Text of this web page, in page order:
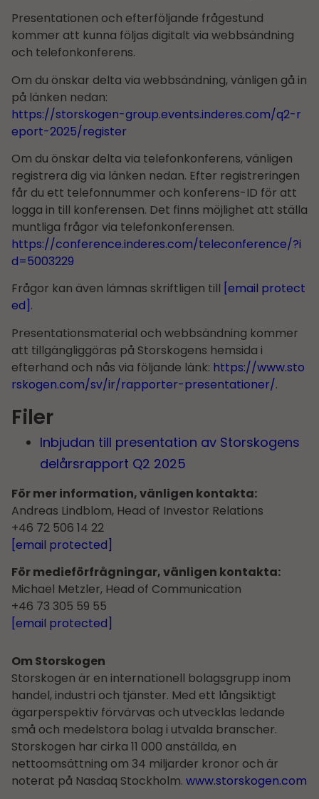
Presentationen och efterföljande frågestund
kommer att kunna följas digitalt via webbsändning
och telefonkonferens.
Om du önskar delta via webbsändning, vänligen gå in
på länken nedan:
https://storskogen-group.events.inderes.com/q2-r
eport-2025/register
Om du önskar delta via telefonkonferens, vänligen
registrera dig via länken nedan. Efter registreringen
får du ett telefonnummer och konferens-ID för att
logga in till konferensen. Det finns möjlighet att ställa
muntliga frågor via telefonkonferensen.
https://conference.inderes.com/teleconference/?i
d=5003229
Frågor kan även lämnas skriftligen till [email protect
ed] .
Presentationsmaterial och webbsändning kommer
att tillgängliggöras på Storskogens hemsida i
efterhand och nås via följande länk: https://www.sto
rskogen.com/sv/ir/rapporter-presentationer/.
Filer
Inbjudan till presentation av Storskogens
delårs­rapport Q2 2025
För mer information, vänligen kontakta:
Andreas Lindblom, Head of Investor Relations
+46 72 506 14 22
[email protected]
För medieförfrågningar, vänligen kontakta:
Michael Metzler, Head of Communication
+46 73 305 59 55
[email protected]
Om Storskogen
Storskogen är en internationell bolagsgrupp inom
handel, industri och tjänster. Med ett långsiktigt
ägarperspektiv förvärvas och utvecklas ledande
små och medelstora bolag i utvalda branscher.
Storskogen har cirka 11 000 anställda, en
nettoomsättning om 34 miljarder kronor och är
noterat på Nasdaq Stockholm. www.storskogen.com